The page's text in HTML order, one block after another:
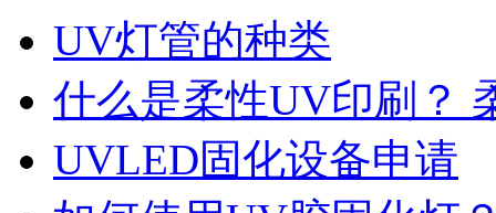
UV灯管的种类
什么是柔性UV印刷？
UVLED固化设备申请